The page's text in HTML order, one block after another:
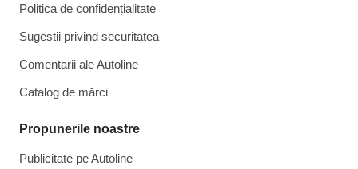
Politica de confidențialitate
Sugestii privind securitatea
Comentarii ale Autoline
Catalog de mărcі
Propunerile noastre
Publicitate pe Autoline